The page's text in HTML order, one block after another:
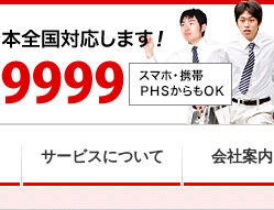
サービスについて 会社案内